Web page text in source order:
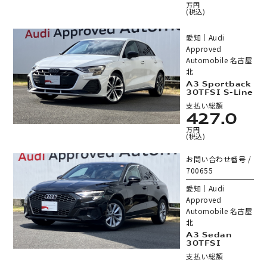
万円
(税込)
愛知｜Audi
Approved
Automobile 名古屋
北
A3 Sportback
30TFSI S-Line
支払い総額
427.0
万円
(税込)
お問い合わせ番号 /
700655
愛知｜Audi
Approved
Automobile 名古屋
北
A3 Sedan
30TFSI
支払い総額